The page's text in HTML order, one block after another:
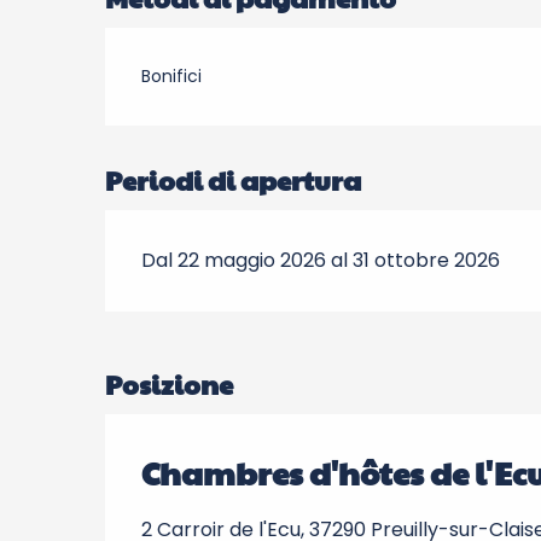
Bonifici
Periodi di apertura
Dal 22 maggio 2026 al 31 ottobre 2026
Posizione
Chambres d'hôtes de
2 Carroir de l'Ecu, 37290 Preuilly-sur-